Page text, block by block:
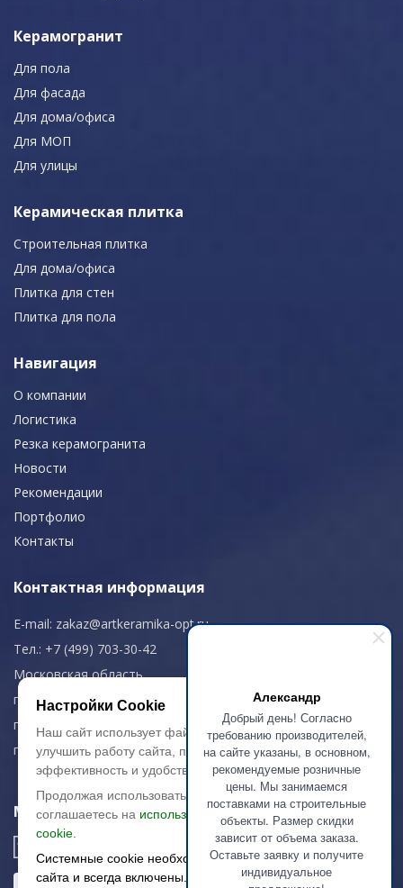
Александр
Добрый день! Согласно
требованию производителей,
на сайте указаны, в основном,
рекомендуемые розничные
цены. Мы занимаемся
поставками на строительные
объекты. Размер скидки
зависит от объема заказа.
Оставьте заявку и получите
индивидуальное
Керамогранит
Для пола
Для фасада
Для дома/офиса
Для МОП
Для улицы
Керамическая плитка
Строительная плитка
Для дома/офиса
Плитка для стен
Плитка для пола
Навигация
О компании
Логистика
Резка керамогранита
Новости
Рекомендации
Портфолио
Контакты
Контактная информация
E-mail: zakaz@artkeramika-opt.ru
Тел.: +7 (499) 703-30-42
Московская область,
г. Красногорск
пн-чт: 09.00-18.00
пт: 09.00-17.00
Мы в соц. сетях
Настройки Cookie
Наш сайт использует файлы cookie, чтобы
улучшить работу сайта, повысить его
эффективность и удобство.
Продолжая использовать сайт, вы
соглашаетесь на использование файлов
cookie.
Системные cookie необходимы для работы
сайта и всегда включены.